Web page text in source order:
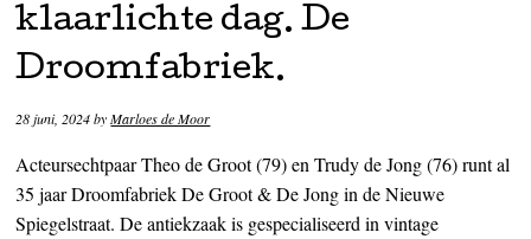
klaarlichte dag. De
Droomfabriek.
28 juni, 2024byMarloes de Moor
Acteursechtpaar Theo de Groot (79) en Trudy de Jong (76) runt al
35 jaar Droomfabriek De Groot & De Jong in de Nieuwe
Spiegelstraat. De antiekzaak is gespecialiseerd in vintage